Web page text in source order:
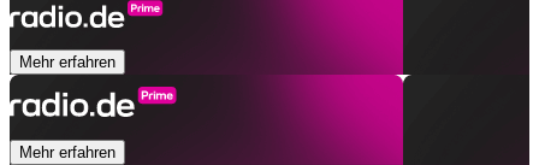
Mehr erfahren
Mehr erfahren